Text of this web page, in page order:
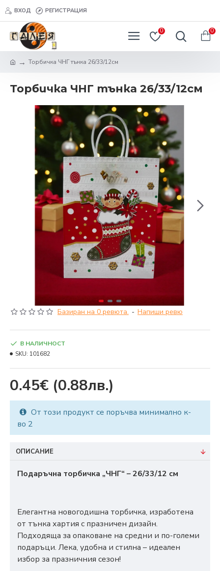
ВХОД РЕГИСТРАЦИЯ
0 0
Торбичка ЧНГ тънка 26/33/12см
Торбичка ЧНГ тънка 26/33/12см
Базиран на 0 ревюта. - Напиши ревю
0.45€ (0.88лв.)
В НАЛИЧНОСТ
SKU: 101682
От този продукт се поръчва минимално к-
во 2
ОПИСАНИЕ
Подаръчна торбичка „ЧНГ“ – 26/33/12 см
Елегантна новогодишна торбичка, изработена
от тънка хартия с празничен дизайн.
Подходяща за опаковане на средни и по-големи
подаръци. Лека, удобна и стилна – идеален
избор за празничния сезон!